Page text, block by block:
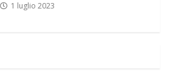
1 luglio 2023